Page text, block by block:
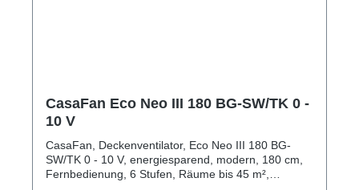
CasaFan Eco Neo III 180 BG-SW/TK 0 -
10 V
CasaFan, Deckenventilator, Eco Neo III 180 BG-
SW/TK 0 - 10 V, energiesparend, modern, 180 cm,
Fernbedienung, 6 Stufen, Räume bis 45 m²,